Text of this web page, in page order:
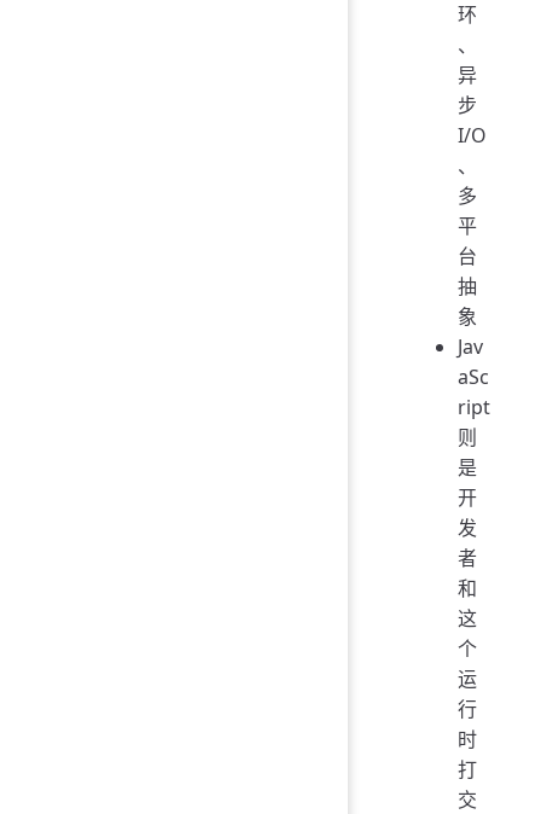
环
、
异
步
I/O
、
多
平
台
抽
象
Jav
aSc
ript
则
是
开
发
者
和
这
个
运
行
时
打
交